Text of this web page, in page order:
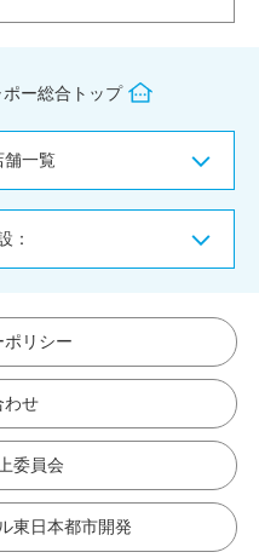
ポー総合トップ
舗一覧
：
ポリシー
わせ
委員会
東日本都市開発